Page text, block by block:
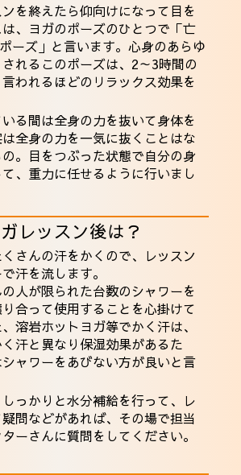
を終えたら仰向けになって目を
、ヨガのポーズのひとつで「亡
ーズ」と言います。心身のあらゆ
れるこのポーズは、2～3時間の
われるほどのリラックス効果を
る間は全身の力を抜いて身体を
全身の力を一気に抜くことはな
。目をつぶった状態で自分の身
、重力に任せるように行いまし
レッスン後は？
さんの汗をかくので、レッスン
汗を流します。
人が限られた台数のシャワーを
合って使用することを心掛けて
溶岩ホットヨガ等でかく汗は、
汗と異なり保湿効果があるた
ャワーをあびない方が良いと言
っかりと水分補給を行って、レ
問などがあれば、その場で担当
ーさんに質問をしてください。